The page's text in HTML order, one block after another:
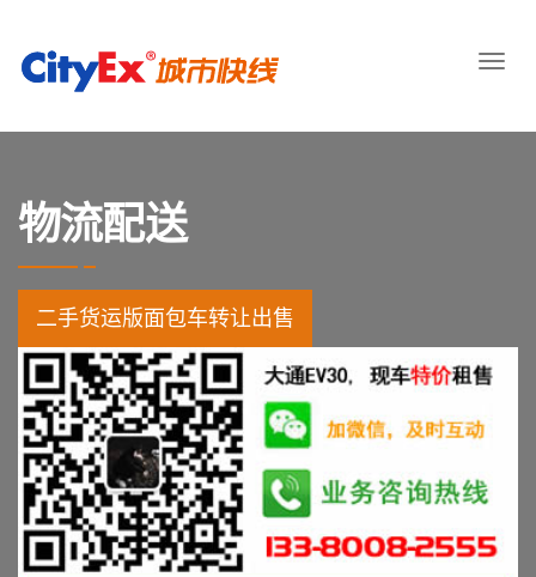
物流配送
二手货运版面包车转让出售